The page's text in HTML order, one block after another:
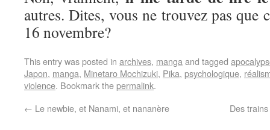
autres. Dites, vous ne trouvez pas que
16 novembre?
This entry was posted in archives, manga and tagged
Japon, manga, Minetaro Mochizuki, Pika, psychologique,
violence. Bookmark thepermalink.
← Le newbie, et Nanami, et nananère Des